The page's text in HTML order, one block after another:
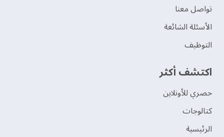
تواصل معنا
الأسئلة الشائعة
التوظيف
اكتشف أكثر
حصري للأونلاين
‫كتالوجات‬
الرئيسية